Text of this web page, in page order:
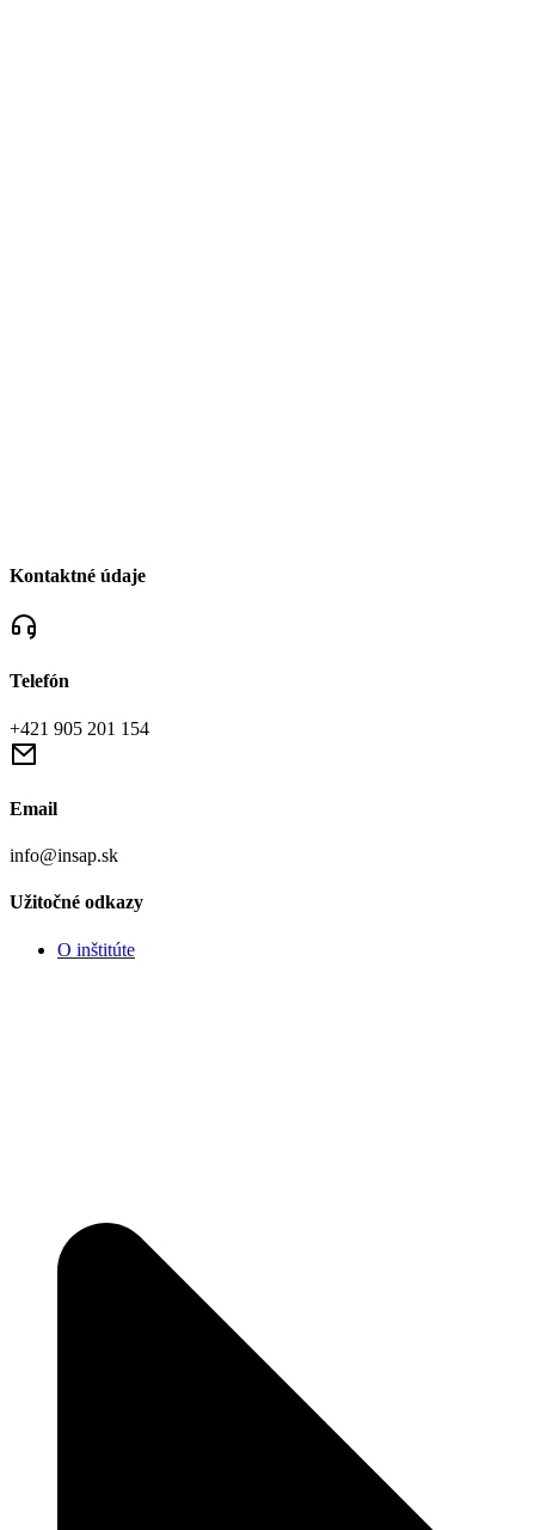
Kontaktné údaje
Telefón
+421 905 201 154
Email
info@insap.sk
Užitočné odkazy
O inštitúte